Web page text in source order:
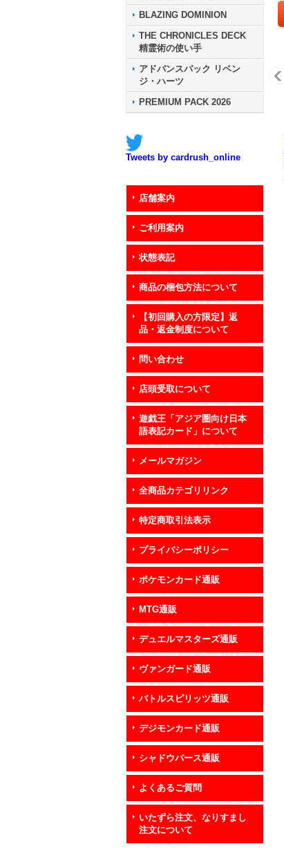
BLAZING DOMINION
THE CHRONICLES DECK
精霊術の使い手
アドバンスパック リベン
ジ・ハーツ
PREMIUM PACK 2026
Tweets by cardrush_online
店舗案内
ご利用案内
状態表記
商品の梱包方法について
【初回購入の方限定】返
品・返金制度について
問い合わせ
店頭受取について
遊戯王「アジア圏向け日本
語表記カード」について
メールマガジン
全商品カテゴリリンク
特定商取引法表示
プライバシーポリシー
ポケモンカード通販
MTG通販
デュエルマスターズ通販
ヴァンガード通販
バトルスピリッツ通販
デジモンカード通販
シャドウバース通販
よくあるご質問
いたずら注文、なりすまし
注文について